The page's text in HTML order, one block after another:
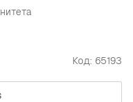
Код: 65193